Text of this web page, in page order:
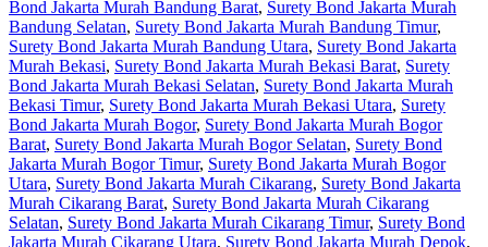
Bond Jakarta Murah Bandung Barat, Surety Bond Jakarta Murah
Bandung Selatan, Surety Bond Jakarta Murah Bandung Timur,
Surety Bond Jakarta Murah Bandung Utara, Surety Bond Jakarta
Murah Bekasi, Surety Bond Jakarta Murah Bekasi Barat, Surety
Bond Jakarta Murah Bekasi Selatan, Surety Bond Jakarta Murah
Bekasi Timur, Surety Bond Jakarta Murah Bekasi Utara, Surety
Bond Jakarta Murah Bogor, Surety Bond Jakarta Murah Bogor
Barat, Surety Bond Jakarta Murah Bogor Selatan, Surety Bond
Jakarta Murah Bogor Timur, Surety Bond Jakarta Murah Bogor
Utara, Surety Bond Jakarta Murah Cikarang, Surety Bond Jakarta
Murah Cikarang Barat, Surety Bond Jakarta Murah Cikarang
Selatan, Surety Bond Jakarta Murah Cikarang Timur, Surety Bond
Jakarta Murah Cikarang Utara, Surety Bond Jakarta Murah Depok,